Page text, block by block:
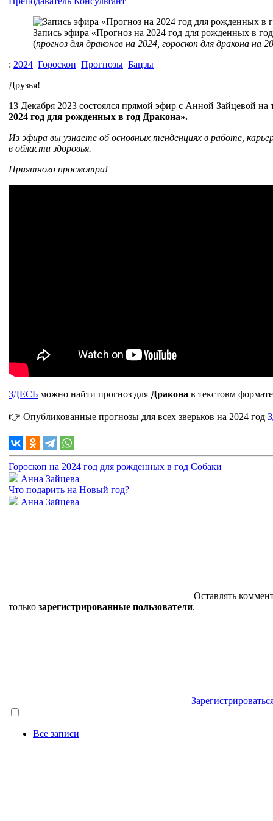
Запись эфира «Прогноз на 2024 год для рожденных в
(прогноз для драконов на 2024, гороскоп для дракона на
: 2024 Гороскоп Прогнозы Бацзы
Друзья!
13 Декабря 2023 состоялся прямой эфир с Анной Зайцевой на
2024 год для рожденных в год Дракона».
Из эфира вы узнаете об основных тенденциях в работе,
в области здоровья.
Приятного просмотра!
ЗДЕСЬ можно найти прогноз для Дракона в текстовм
👉 Опубликованные прогнозы для всех зверьков на 2024 год
Гороскоп на 2024 год для рожденных в год Собаки
Анна Зайцева
Что подарить на Новый год?
Анна Зайцева
Оставлять
только зарегистрированные пользователи.
Все записи